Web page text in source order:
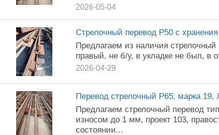
2026-05-04
Стрелочный перевод Р50 с
Предлагаем из наличия
правый, не б/у, в укладке не был, в
2026-04-29
Перевод стрелочный Р65, марка
Предлагаем стрелочный перевод
износом до 1 мм, проект 103,
состоянии...